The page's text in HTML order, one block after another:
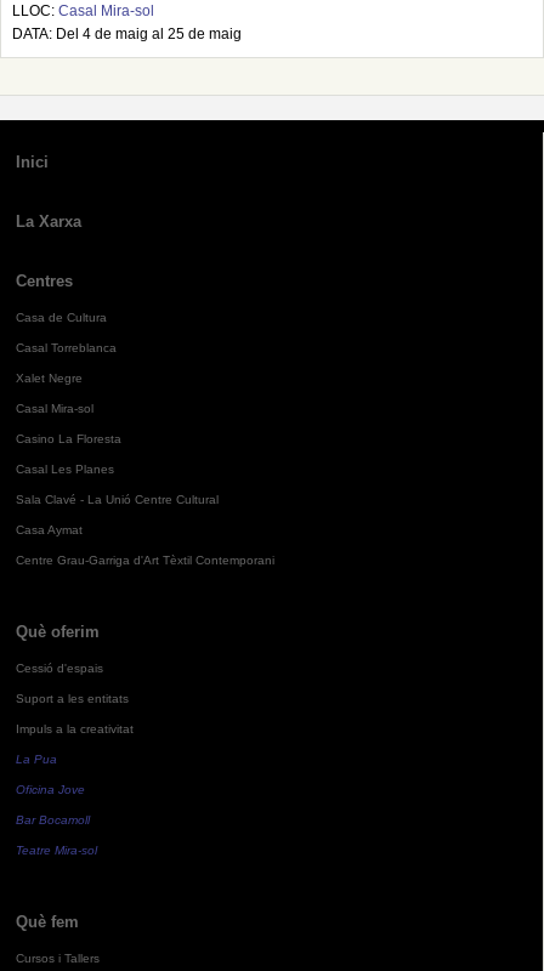
LLOC: Casal Mira-sol
DATA: Del 4 de maig al 25 de maig
Inici
La Xarxa
Centres
Casa de Cultura
Casal Torreblanca
Xalet Negre
Casal Mira-sol
Casino La Floresta
Casal Les Planes
Sala Clavé - La Unió Centre Cultural
Casa Aymat
Centre Grau-Garriga d'Art Tèxtil Contemporani
Què oferim
Cessió d'espais
Suport a les entitats
Impuls a la creativitat
La Pua
Oficina Jove
Bar Bocamoll
Teatre Mira-sol
Què fem
Cursos i Tallers